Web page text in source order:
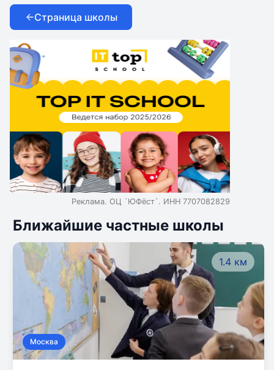
Страница школы
Реклама. ОЦ `ЮФёст`. ИНН 7707082829
Ближайшие частные школы
1.4 км
Москва